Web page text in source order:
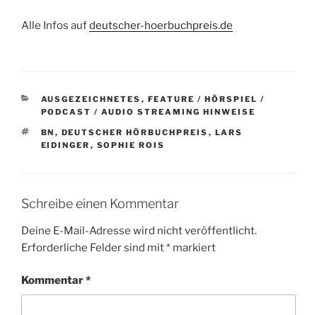
Alle Infos aufdeutscher-hoerbuchpreis.de
KATEGORIEN
AUSGEZEICHNETES , FEATURE / HÖRSPIEL /
PODCAST / AUDIO STREAMING HINWEISE
SCHLAGWÖRTER
BN , DEUTSCHER HÖRBUCHPREIS , LARS
EIDINGER , SOPHIE ROIS
Schreibe einen Kommentar
Deine E-Mail-Adresse wird nicht veröffentlicht.
Erforderliche Felder sind mit* markiert
Kommentar*